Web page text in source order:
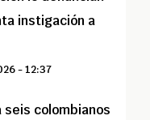
instigación a
- 12:37
seis colombianos